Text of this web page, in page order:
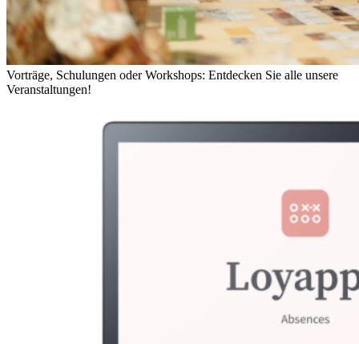
Vorträge, Schulungen oder Workshops: Entdecken Sie alle unsere
Veranstaltungen!